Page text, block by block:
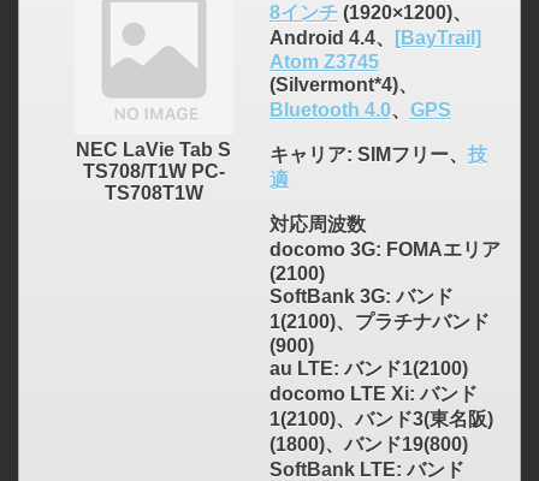
NEC LaVie Tab S
TS708/T1W PC-
TS708T1W
8インチ(1920×1200)、
Android 4.4、
[BayTrail]
Atom Z3745
(Silvermont*4)、
Bluetooth 4.0、 GPS
キャリア: SIMフリー、 技
適
対応周波数
docomo 3G: FOMAエリア
(2100)
SoftBank 3G: バンド
1(2100)、プラチナバンド
(900)
au LTE: バンド1(2100)
docomo LTE Xi: バンド
1(2100)、バンド3(東名阪)
(1800)、バンド19(800)
SoftBank LTE: バンド